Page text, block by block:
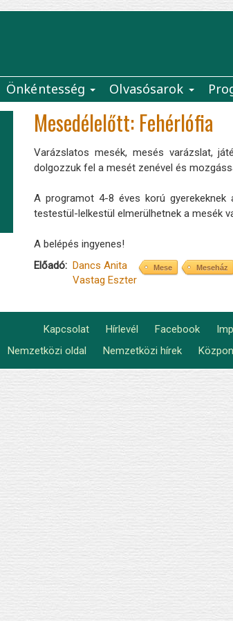
Önkéntesség Olvasósarok
Mesedélelőtt: Fehérlófia
Varázslatos mesék, mesés varázslat,
dolgozzuk fel a mesét zenével és
A programot 4-8 éves korú
testestül-lelkestül elmerülhetnek a mesék
A belépés ingyenes!
Előadó Dancs Anita
Vastag Eszter
Mese Meseház
Footer
menu
Kapcsolat Hírlevél Facebook
Lábléc2
Nemzetközi oldal Nemzetközi hírek